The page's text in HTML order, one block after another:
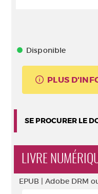
Disponible
PLUS
SE PROCURER LE
LIVRE
EPUB | Adobe DRM